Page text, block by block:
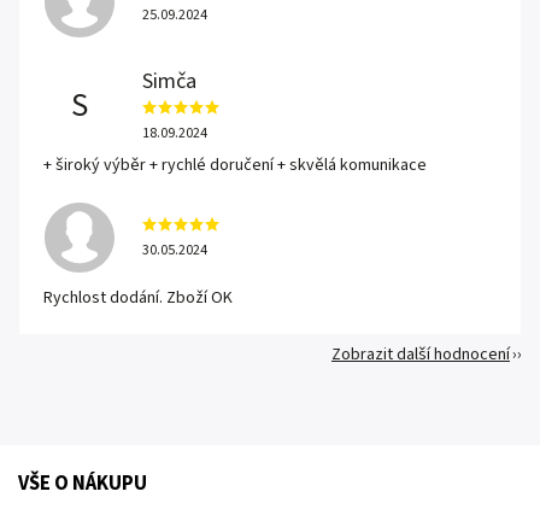
25.09.2024
S
Simča
18.09.2024
+ široký výběr + rychlé doručení + skvělá komunikace
30.05.2024
Rychlost dodání. Zboží OK
Zobrazit další hodnocení
VŠE O NÁKUPU